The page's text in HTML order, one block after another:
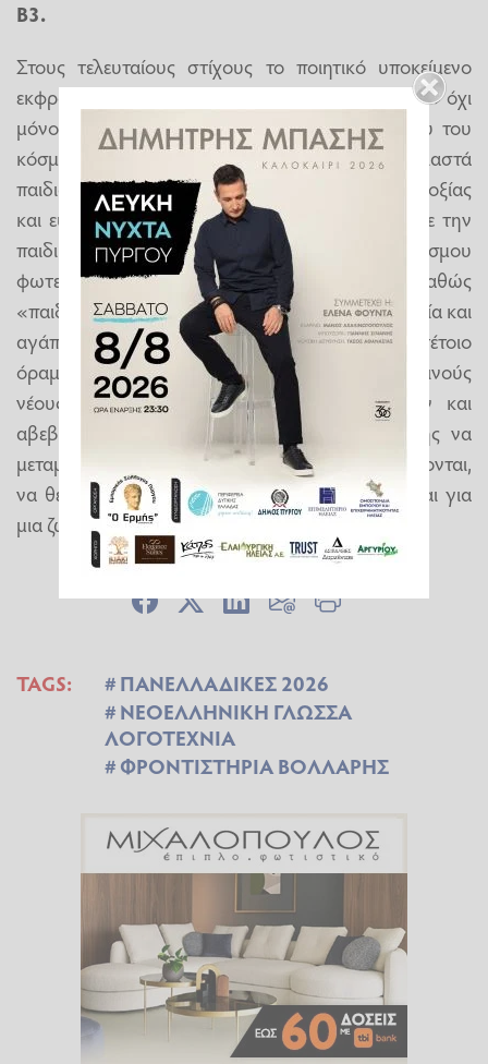
Β3.
Στους τελευταίους στίχους το ποιητικό υποκείμενο
εκφράζει ένα όνειρο οικουμενικό: να «ζωγραφίσει» όχι
μόνο τις δικές του μέρες, αλλά «τις μέρες όλου του
κόσμου με ποιήματα», γεμάτες «ήλιο και γελαστά
παιδιά». Πρόκειται για ένα όραμα ειρήνης, αισιοδοξίας
και ευτυχίας για ολόκληρη την ανθρωπότητα, με την
παιδική χαρά να λειτουργεί ως σύμβολο ενός κόσμου
φωτεινού και αθώου. Είναι ένα όνειρο που, καθώς
«παιδεύει» τον δημιουργό, μαρτυρεί βαθιά αγωνία και
αγάπη για τον συνάνθρωπο. Θεωρώ πως ένα τέτοιο
όραμα μπορεί να εμπνεύσει και τους σημερινούς
νέους: σε μια εποχή κρίσεων, συγκρούσεων και
αβεβαιότητας, η πίστη στη δύναμη της τέχνης να
μεταμορφώνει τον κόσμο τους καλεί να ονειρεύονται,
να θέτουν υψηλούς στόχους και να αγωνίζονται για
μια ζωή πιο ανθρώπινη και δίκαιη.
TAGS:
ΠΑΝΕΛΛΑΔΙΚΕΣ 2026
ΝΕΟΕΛΛΗΝΙΚΗ ΓΛΩΣΣΑ
ΛΟΓΟΤΕΧΝΙΑ
ΦΡΟΝΤΙΣΤΗΡΙΑ ΒΟΛΛΑΡΗΣ